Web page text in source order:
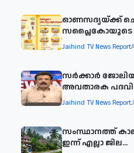
ഓണസദ്യയ്ക്ക്
സപ്ലൈകോയുടെ
Jaihind TV News Report
സര്‍ക്കാര്‍
അവതാരക
Jaihind TV News Report
സംസ്ഥാനത്ത്
ഇന്ന് എല്ലാ ജില...